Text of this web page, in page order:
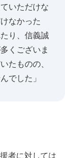
いただけな
なかった
り、信義誠
くございま
たものの、
でした」
者に対しては